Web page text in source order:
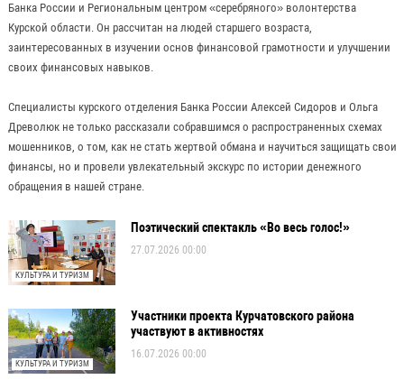
Банка России и Региональным центром «серебряного» волонтерства
Курской области. Он рассчитан на людей старшего возраста,
заинтересованных в изучении основ финансовой грамотности и улучшении
своих финансовых навыков.
Специалисты курского отделения Банка России Алексей Сидоров и Ольга
Древолюк не только рассказали собравшимся о распространенных схемах
мошенников, о том, как не стать жертвой обмана и научиться защищать свои
финансы, но и провели увлекательный экскурс по истории денежного
обращения в нашей стране.
КУЛЬТУРА И ТУРИЗМ
Поэтический спектакль «Во весь голос!»
27.07.2026 00:00
КУЛЬТУРА И ТУРИЗМ
Участники проекта Курчатовского района
участвуют в активностях
16.07.2026 00:00